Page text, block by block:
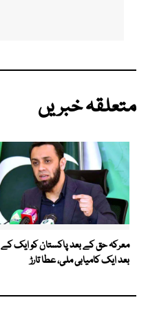
متعلقہ خبریں
معرکہ حق کے بعد پاکستان کو ایک کے
بعد ایک کامیابی ملی، عطا تارڑ